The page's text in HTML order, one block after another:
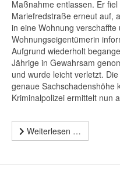
Maßnahme entlassen. Er
Mariefredstraße erneut auf,
in eine Wohnung
Wohnungseigentümerin
Aufgrund wiederholt
Jährige in Gewahrsam
und wurde leicht verletzt.
genaue Sachschadenshöhe
Kriminalpolizei ermittelt nun
Weiterlesen …